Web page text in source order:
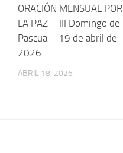
ORACIÓN MENSUAL POR
LA PAZ – III Domingo de
Pascua – 19 de abril de
2026
ABRIL 18, 2026